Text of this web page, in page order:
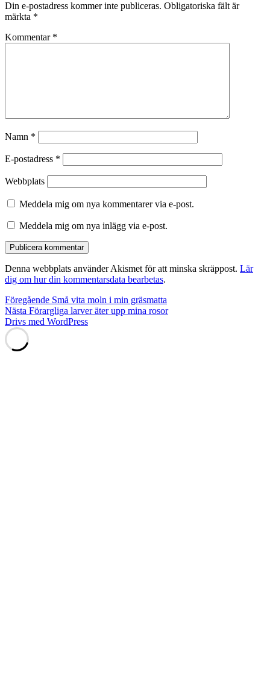
Din e-postadress kommer inte publiceras. Obligatoriska fält är
märkta *
Kommentar *
Namn *
E-postadress *
Webbplats
Meddela mig om nya kommentarer via e-post.
Meddela mig om nya inlägg via e-post.
Denna webbplats använder Akismet för att minska skräppost. Lär
dig om hur din kommentarsdata bearbetas.
Inläggsnavigering
Föregående Föregående
inlägg:
Små vita moln i min gräsmatta
Nästa Nästa
inlägg:
Förargliga larver äter upp mina rosor
Drivs med WordPress